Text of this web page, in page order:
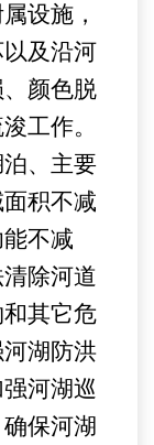
设施，
及沿河
颜色脱
工作。
、主要
积不减
不减
除河道
其它危
湖防洪
河湖巡
保河湖